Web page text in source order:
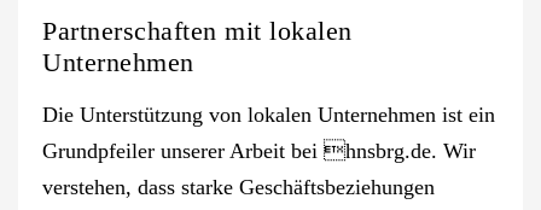
Partnerschaften mit lokalen
Unternehmen
Die Unterstützung von lokalen Unternehmen ist ein
Grundpfeiler unserer Arbeit bei hnsbrg.de. Wir
verstehen, dass starke Geschäftsbeziehungen